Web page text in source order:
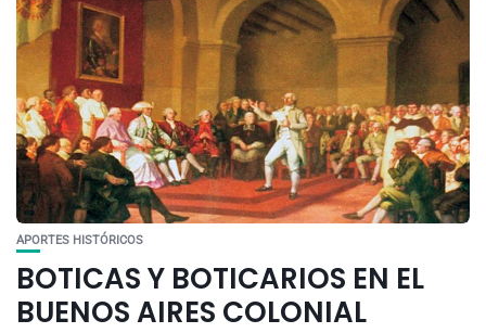
APORTES HISTÓRICOS
BOTICAS Y BOTICARIOS EN EL
BUENOS AIRES COLONIAL